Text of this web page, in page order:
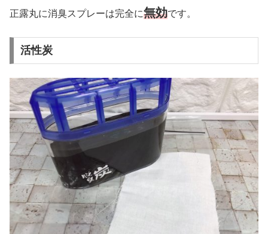
正露丸に消臭スプレーは完全に無効です。
活性炭